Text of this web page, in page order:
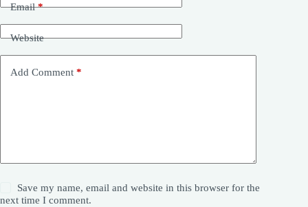
Email*
Website
Add Comment *
Save my name, email and website in this browser for the
next time I comment.